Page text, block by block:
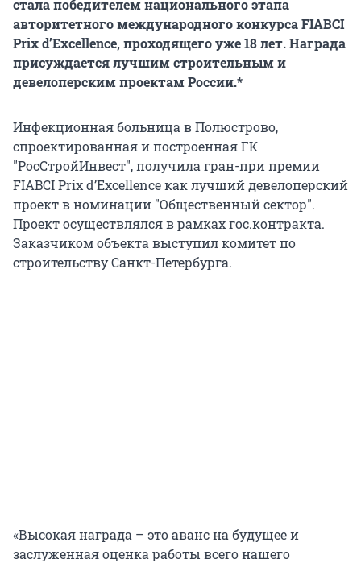
стала победителем национального этапа
авторитетного международного конкурса FIABCI
Prix d’Excellence, проходящего уже 18 лет. Награда
присуждается лучшим строительным и
девелоперским проектам России.*
Инфекционная больница в Полюстрово,
спроектированная и построенная ГК
"РосСтройИнвест", получила гран-при премии
FIABCI Prix d’Excellence как лучший девелоперский
проект в номинации "Общественный сектор".
Проект осуществлялся в рамках гос.контракта.
Заказчиком объекта выступил комитет по
строительству Санкт-Петербурга.
«Высокая награда – это аванс на будущее и
заслуженная оценка работы всего нашего